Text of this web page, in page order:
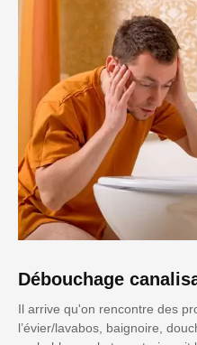
Débouchage
Il arrive qu'on rencontre des
l’évier/lavabos, baignoire,